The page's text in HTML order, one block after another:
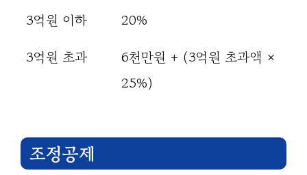
3억원 이하
20%
3억원 초과
6천만원 + (3억원 초과액 ×
25%)
조정공제